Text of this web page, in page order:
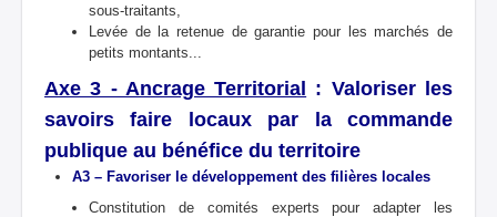
sous-traitants,
Levée de la retenue de garantie pour les marchés de
petits montants...
Axe 3 - Ancrage Territorial : Valoriser les
savoirs faire locaux par la commande
publique au bénéfice du territoire
A3 – Favoriser le développement des filières locales
Constitution de comités experts pour adapter les